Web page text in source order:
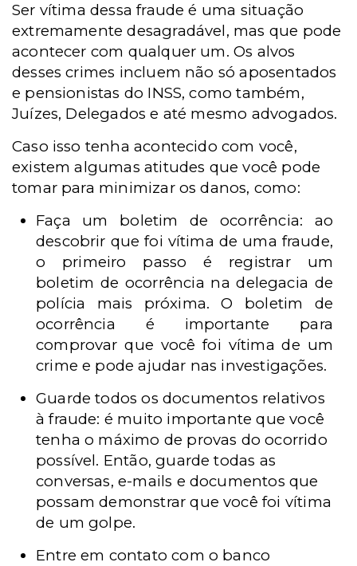
Ser vítima dessa fraude é uma situação
extremamente desagradável, mas que pode
acontecer com qualquer um. Os alvos
desses crimes incluem não só aposentados
e pensionistas do INSS, como também,
Juízes, Delegados e até mesmo advogados.
Caso isso tenha acontecido com você,
existem algumas atitudes que você pode
tomar para minimizar os danos, como:
Faça um boletim de ocorrência: ao
descobrir que foi vítima de uma fraude,
o primeiro passo é registrar um
boletim de ocorrência na delegacia de
polícia mais próxima. O boletim de
ocorrência é importante para
comprovar que você foi vítima de um
crime e pode ajudar nas investigações.
Guarde todos os documentos relativos
à fraude: é muito importante que você
tenha o máximo de provas do ocorrido
possível. Então, guarde todas as
conversas, e-mails e documentos que
possam demonstrar que você foi vítima
de um golpe.
Entre em contato com o banco